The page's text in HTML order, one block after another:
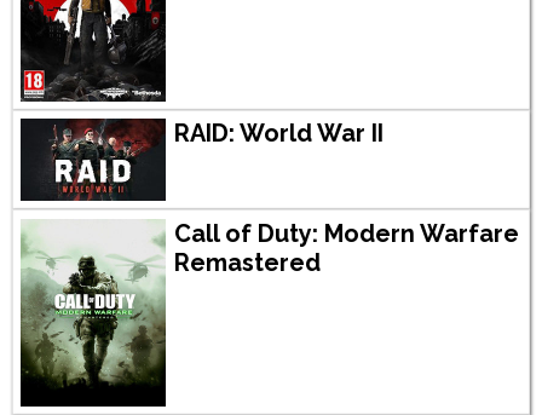
RAID: World War II
Call of Duty: Modern Warfare
Remastered